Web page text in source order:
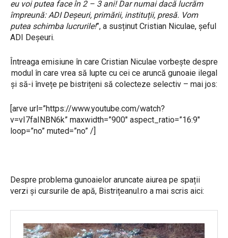
eu voi putea face în 2 – 3 ani! Dar numai dacă lucrăm
împreună: ADI Deșeuri, primării, instituții, presă. Vom
putea schimba lucrurile!”, a susținut Cristian Niculae, șeful
ADI Deșeuri.
Întreaga emisiune în care Cristian Niculae vorbește despre
modul în care vrea să lupte cu cei ce aruncă gunoaie ilegal
și să-i învețe pe bistrițeni să colecteze selectiv – mai jos:
[arve url=”https://www.youtube.com/watch?
v=vI7faINBN6k” maxwidth=”900″ aspect_ratio=”16:9″
loop=”no” muted=”no” /]
Despre problema gunoaielor aruncate aiurea pe spații
verzi și cursurile de apă, Bistrițeanul.ro a mai scris aici: